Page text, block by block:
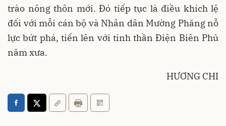
trào nông thôn mới. Đó tiếp tục là điều khích lệ
đối với mỗi cán bộ và Nhân dân Mường Phăng nỗ
lực bứt phá, tiến lên với tinh thần Ðiện Biên Phủ
năm xưa.
HƯƠNG CHI